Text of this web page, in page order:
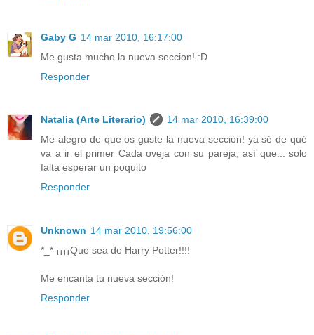
Gaby G 14 mar 2010, 16:17:00
Me gusta mucho la nueva seccion! :D
Responder
Natalia (Arte Literario)
14 mar 2010, 16:39:00
Me alegro de que os guste la nueva sección! ya sé de qué
va a ir el primer Cada oveja con su pareja, así que... solo
falta esperar un poquito
Responder
Unknown 14 mar 2010, 19:56:00
*_* ¡¡¡¡Que sea de Harry Potter!!!!
Me encanta tu nueva sección!
Responder